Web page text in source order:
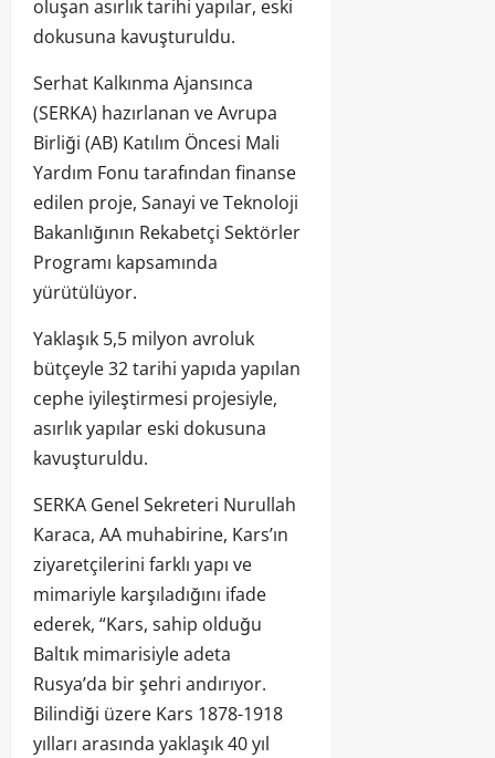
oluşan asırlık tarihi yapılar, eski
dokusuna kavuşturuldu.
Serhat Kalkınma Ajansınca
(SERKA) hazırlanan ve Avrupa
Birliği (AB) Katılım Öncesi Mali
Yardım Fonu tarafından finanse
edilen proje, Sanayi ve Teknoloji
Bakanlığının Rekabetçi Sektörler
Programı kapsamında
yürütülüyor.
Yaklaşık 5,5 milyon avroluk
bütçeyle 32 tarihi yapıda yapılan
cephe iyileştirmesi projesiyle,
asırlık yapılar eski dokusuna
kavuşturuldu.
SERKA Genel Sekreteri Nurullah
Karaca, AA muhabirine, Kars’ın
ziyaretçilerini farklı yapı ve
mimariyle karşıladığını ifade
ederek, “Kars, sahip olduğu
Baltık mimarisiyle adeta
Rusya’da bir şehri andırıyor.
Bilindiği üzere Kars 1878-1918
yılları arasında yaklaşık 40 yıl